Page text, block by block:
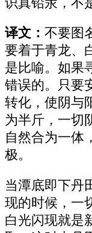
译文： 不要图
要着于青龙、
是比喻。如果
错误的。只要
转化，使阴与
为半斤，一切
自然合为一体
极。
当潭底即下丹
现的时候，一
白光闪现就是